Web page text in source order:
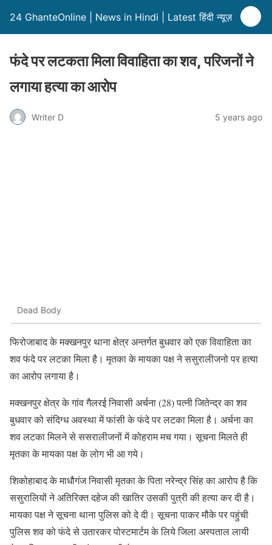
24 GhanteOnline | News in Hindi | Latest हिंदी न्यूज़
फंदे पर लटकता मिला विवाहिता का शव, परिजनों ने
लगाया हत्या का आरोप
Writer D 5 years ago
Dead Body
फिरोजाबाद के मक्खनपुर थाना क्षेत्र अन्तर्गत बुधवार को एक विवाहिता का
शव फंदे पर लटका मिला है। मृतका के मायका पक्ष ने ससुरालीजनो पर हत्या
का आरोप लगाया है।
मक्खनपुर क्षेत्र के गांव गैलरई निवासी अर्चना (28) पत्नी जितेन्द्र का शव
बुधवार को संदिग्ध अवस्था में फांसी के फंदे पर लटका मिला है। अर्चना का
शव लटका मिलने से ससरालीजनों में कोहराम मच गया। सूचना मिलते ही
मृतका के मायका पक्ष के लोग भी आ गये।
शिकोहाबाद के माधौगंज निवासी मृतका के पिता नरेन्द्र सिंह का आरोप है कि
ससुरालियों ने अतिरिक्त दहेज की खातिर उसकी पुत्री की हत्या कर दी है।
मायका पक्ष ने सूचना थाना पुलिस को दे दी। सूचना पाकर मौके पर पहुंची
पुलिस शव को फंदे से उतारकर पोस्टमार्टम के लिये जिला अस्पताल लायी